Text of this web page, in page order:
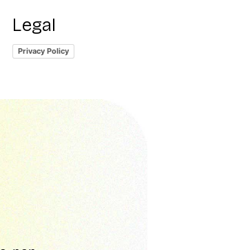
Legal
Privacy Policy